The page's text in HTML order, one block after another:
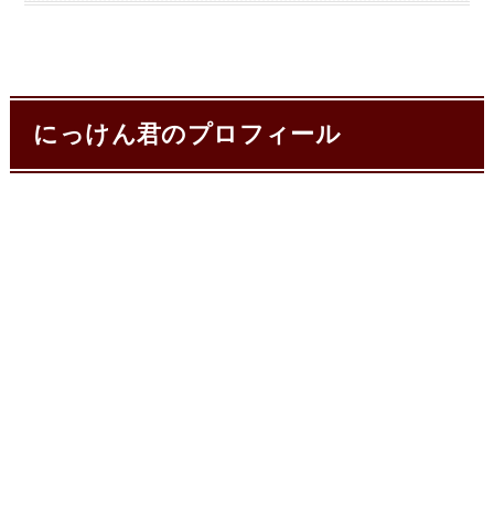
にっけん君のプロフィール